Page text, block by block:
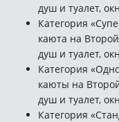
душ и туалет,
Категория
каюта на
душ и туалет,
Категория
каюты на
душ и туалет,
Категория